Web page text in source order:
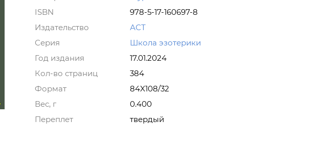
ISBN
978-5-17-160697-8
Издательство
АСТ
Серия
Школа эзотерики
Год издания
17.01.2024
Кол-во страниц
384
Формат
84X108/32
Вес, г
0.400
Переплет
твердый